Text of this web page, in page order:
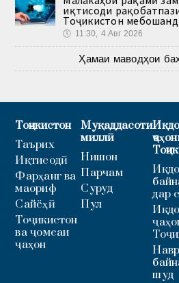
иқтисоди
Тоҷикистон мебошанд
🕔 11:30, 4.Авг 2026
Ҳамаи маводҳои
Тоҷикистон
Таърих
Иқтисодӣ
Фарҳанг ва
маориф
Сайёҳӣ
Тоҷикистон
ва ҷомеаи
ҷаҳон
Муқаддасоти
миллӣ
Нишон
Парчам
Суруд
Пул
дар
шуд